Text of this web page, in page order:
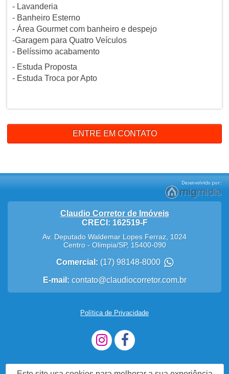
- Lavanderia
- Banheiro Esterno
- Área Gourmet com banheiro e despejo
-Garagem para Quatro Veículos
- Belíssimo acabamento
- Estuda Proposta
- Estuda Troca por Apto
ENTRE EM CONTATO
Claudio Corretor de Imóveis
CRECI: 162519-F
Av. Deputado Waldemar Lopes Ferraz, 1024
Centro- Olimpia/SP, 15400-090
Comercial: (17) 98148-8000
E-mail: contato@claudiocorretor.com.br
Política de Privacidade